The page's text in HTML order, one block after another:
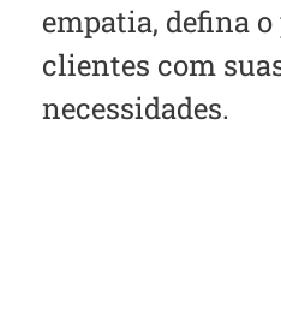
empatia, defina
clientes com
necessidades.